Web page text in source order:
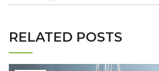
RELATED POSTS